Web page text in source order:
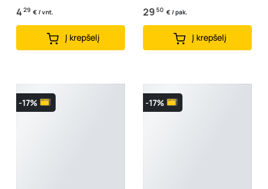
4 29 € / vnt.
Į krepšelį
29 50 € / pak.
Į krepšelį
-17% -17%